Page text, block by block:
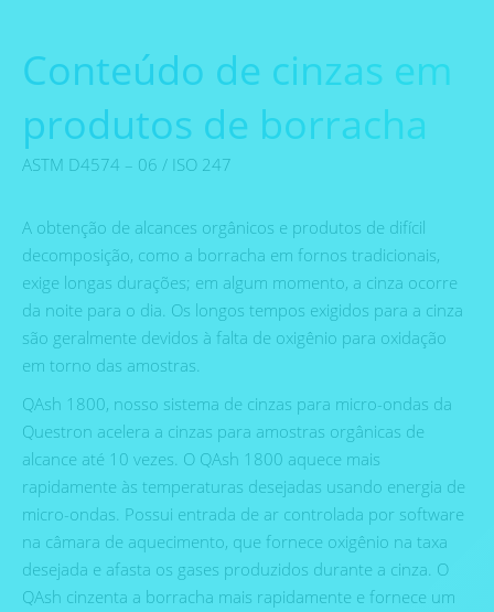
Conteúdo de cinzas em
produtos de borracha
ASTM D4574 – 06 / ISO 247
A obtenção de alcances orgânicos e produtos de difícil
decomposição, como a borracha em fornos tradicionais,
exige longas durações; em algum momento, a cinza ocorre
da noite para o dia. Os longos tempos exigidos para a cinza
são geralmente devidos à falta de oxigênio para oxidação
em torno das amostras.
QAsh 1800, nosso sistema de cinzas para micro-ondas da
Questron acelera a cinzas para amostras orgânicas de
alcance até 10 vezes. O QAsh 1800 aquece mais
rapidamente às temperaturas desejadas usando energia de
micro-ondas. Possui entrada de ar controlada por software
na câmara de aquecimento, que fornece oxigênio na taxa
desejada e afasta os gases produzidos durante a cinza. O
QAsh cinzenta a borracha mais rapidamente e fornece um